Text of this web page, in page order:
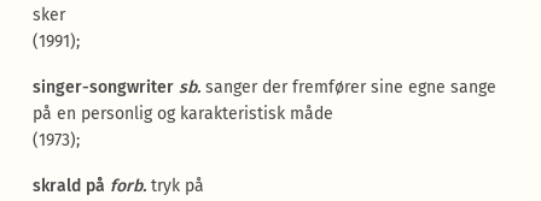
sker
(1991);
singer-songwriter sb. sanger der fremfører sine egne sange
på en personlig og karakteristisk måde
(1973);
skrald på forb. tryk på